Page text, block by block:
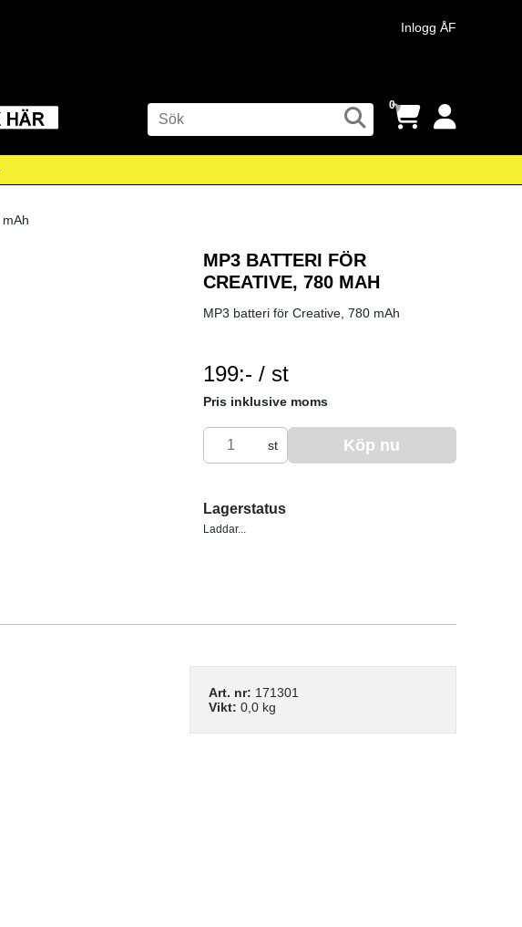
Inlogg ÅF
0
MP3 BATTERI FÖR
CREATIVE, 780 MAH
MP3 batteri för Creative, 780 mAh
199:- / st
SEK per ST
Pris inklusive moms
st Köp nu
Lagerstatus
Laddar...
Art. nr: 171301
Vikt: 0,0 kg